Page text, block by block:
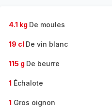
4.1 kg De moules
19 cl De vin blanc
115 g De beurre
1 Échalote
1 Gros oignon